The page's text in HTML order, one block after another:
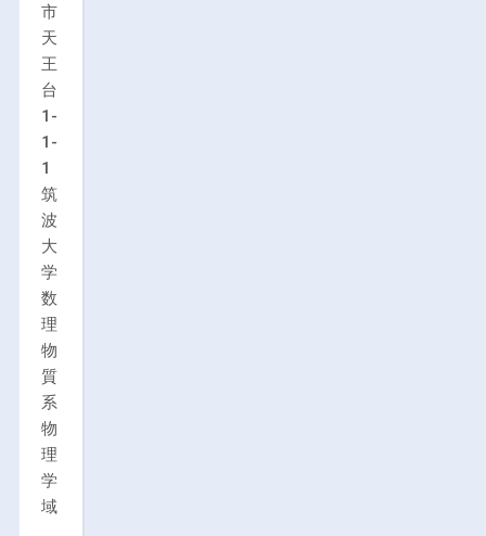
市
天
王
台
1-
1-
1
筑
波
大
学
数
理
物
質
系
物
理
学
域